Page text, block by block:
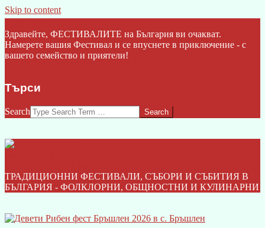
Skip to content
Здравейте, ФЕСТИВАЛИТЕ на България ви очакват.
Намерете вашия Фестивал и се впуснете в приключение - с
вашето семейство и приятели!
Търси
Search
ТРАДИЦИОННИ ФЕСТИВАЛИ, СЪБОРИ И СЪБИТИЯ В
БЪЛГАРИЯ - ФОЛКЛОРНИ, ОБЩНОСТНИ И КУЛИНАРНИ